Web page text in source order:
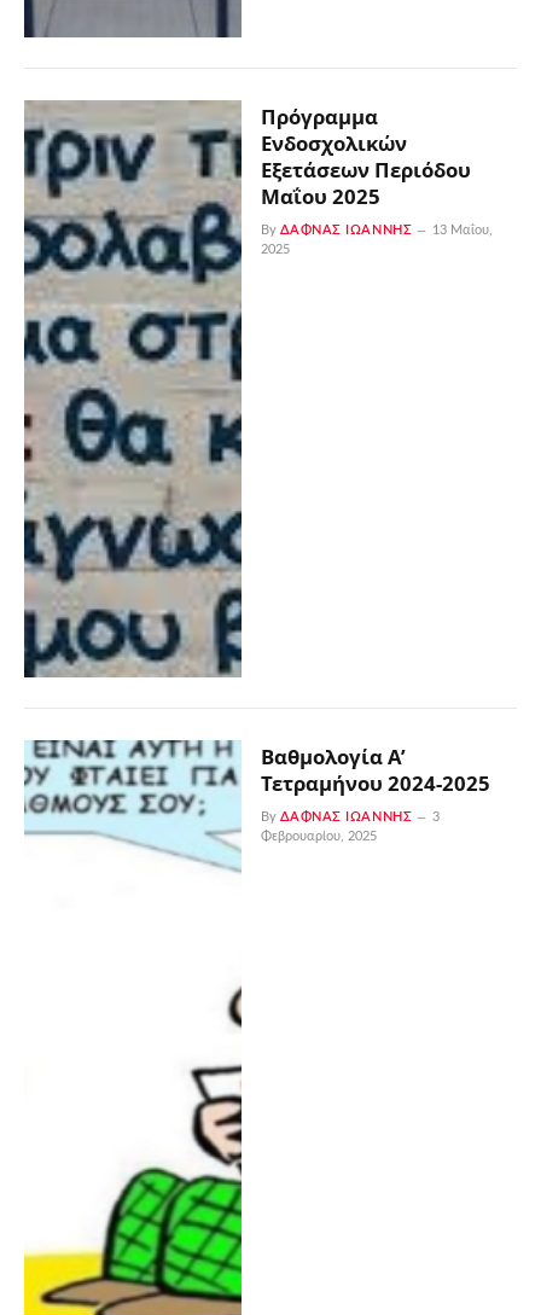
Πρόγραμμα
Ενδοσχολικών
Εξετάσεων Περιόδου
Μαΐου 2025
By ΔΑΦΝΆΣ ΙΩΆΝΝΗΣ
13 Μαΐου,
2025
Βαθμολογία Α’
Τετραμήνου 2024-2025
By ΔΑΦΝΆΣ ΙΩΆΝΝΗΣ
3
Φεβρουαρίου, 2025